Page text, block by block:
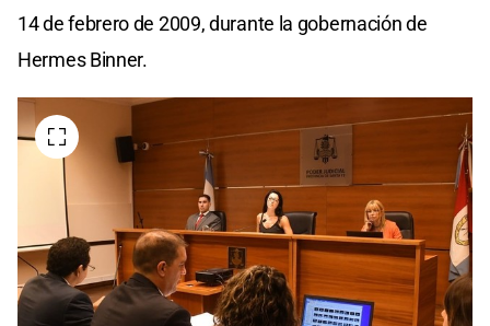
14 de febrero de 2009, durante la gobernación de
Hermes Binner.